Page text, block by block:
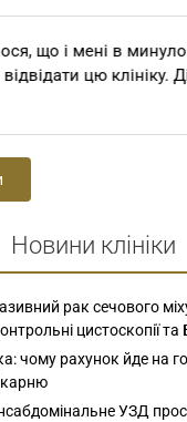
Степан Томович
Сам Господь Бог
далекої...
Новини клініки
рак сечового
цистоскопії
чому рахунок йде на
УЗД